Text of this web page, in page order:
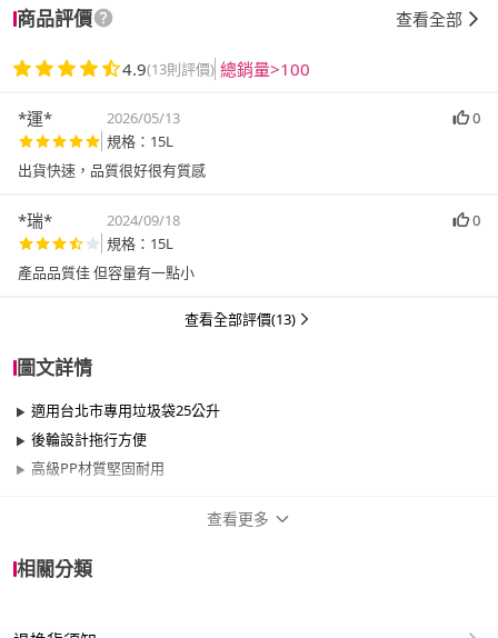
商品評價 查看全部
4.9(13則評價) 總銷量>100
*運* 2026/05/13
0
規格：15L
出貨快速，品質很好很有質感
*瑞* 2024/09/18
0
規格：15L
產品品質佳 但容量有一點小
查看全部評價(13)
圖文詳情
適用台北市專用垃圾袋25公升
後輪設計拖行方便
高級PP材質堅固耐用
查看更多
相關分類